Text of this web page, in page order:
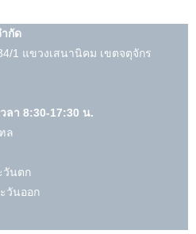
กัด
1 แขวงเสนานิคม เขตจตุจักร
ลา 8:30-17:30 น.
ล
วันตก
วันออก